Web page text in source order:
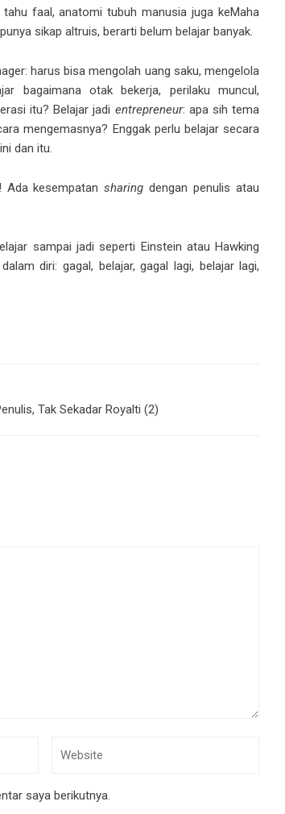
faal, anatomi tubuh manusia juga keMaha
sikap altruis, berarti belum belajar banyak.
harus bisa mengolah uang saku, mengelola
bagaimana otak bekerja, perilaku muncul,
itu? Belajar jadi entrepreneur: apa sih tema
mengemasnya? Enggak perlu belajar secara
dan itu.
Ada kesempatansharing dengan penulis atau
sampai jadi seperti Einstein atau Hawking
diri: gagal, belajar, gagal lagi, belajar lagi,
Tak Sekadar Royalti (2)
saya berikutnya.